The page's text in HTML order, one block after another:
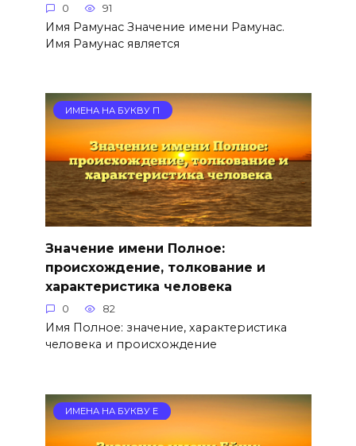
0 91
Имя Рамунас Значение имени Рамунас.
Имя Рамунас является
ИМЕНА НА БУКВУ П
Значение имени Полное:
происхождение, толкование и
характеристика человека
0 82
Имя Полное: значение, характеристика
человека и происхождение
ИМЕНА НА БУКВУ Е